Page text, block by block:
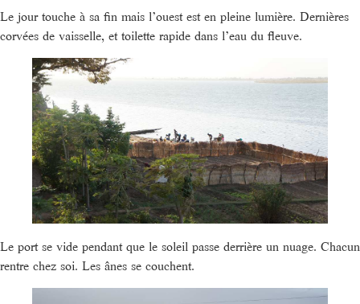
Le jour touche à sa fin mais l’ouest est en pleine lumière. Dernières
corvées de vaisselle, et toilette rapide dans l’eau du fleuve.
Le port se vide pendant que le soleil passe derrière un nuage. Chacun
rentre chez soi. Les ânes se couchent.